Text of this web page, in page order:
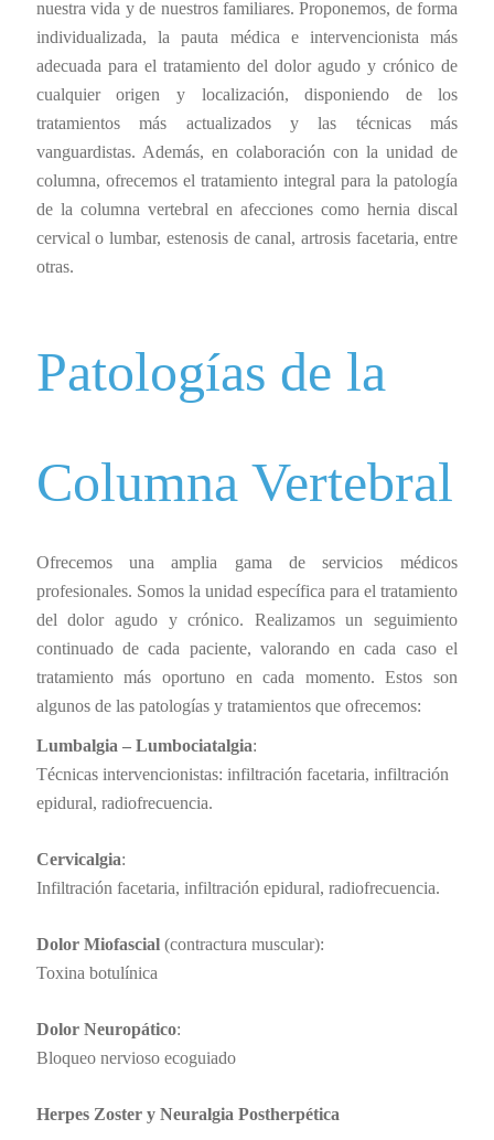
nuestra vida y de nuestros familiares. Proponemos, de forma
individualizada, la pauta médica e intervencionista más
adecuada para el tratamiento del dolor agudo y crónico de
cualquier origen y localización, disponiendo de los
tratamientos más actualizados y las técnicas más
vanguardistas. Además, en colaboración con la unidad de
columna, ofrecemos el tratamiento integral para la patología
de la columna vertebral en afecciones como hernia discal
cervical o lumbar, estenosis de canal, artrosis facetaria, entre
otras.
Patologías de la
Columna Vertebral
Ofrecemos una amplia gama de servicios médicos
profesionales. Somos la unidad específica para el tratamiento
del dolor agudo y crónico. Realizamos un seguimiento
continuado de cada paciente, valorando en cada caso el
tratamiento más oportuno en cada momento. Estos son
algunos de las patologías y tratamientos que ofrecemos:
Lumbalgia – Lumbociatalgia:
Técnicas intervencionistas: infiltración facetaria, infiltración
epidural, radiofrecuencia.
Cervicalgia:
Infiltración facetaria, infiltración epidural, radiofrecuencia.
Dolor Miofascial (contractura muscular):
Toxina botulínica
Dolor Neuropático:
Bloqueo nervioso ecoguiado
Herpes Zoster y Neuralgia Postherpética